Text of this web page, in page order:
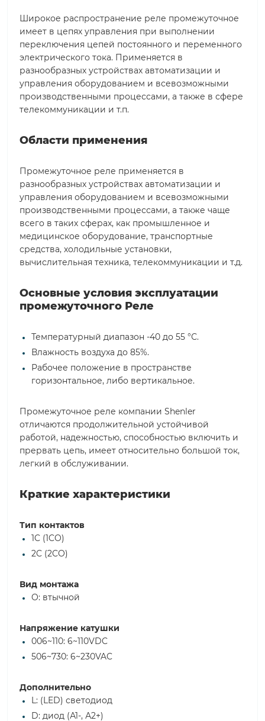
Широкое распространение реле промежуточное
имеет в цепях управления при выполнении
переключения цепей постоянного и переменного
электрического тока. Применяется в
разнообразных устройствах автоматизации и
управления оборудованием и всевозможными
производственными процессами, а также в сфере
телекоммуникации и т.п.
Области применения
Промежуточное реле применяется в
разнообразных устройствах автоматизации и
управления оборудованием и всевозможными
производственными процессами, а также чаще
всего в таких сферах, как промышленное и
медицинское оборудование, транспортные
средства, холодильные установки,
вычислительная техника, телекоммуникации и т.д.
Основные условия эксплуатации
промежуточного Реле
Температурный диапазон -40 до 55 °С.
Влажность воздуха до 85%.
Рабочее положение в пространстве
горизонтальное, либо вертикальное.
Промежуточное реле компании Shenler
отличаются продолжительной устойчивой
работой, надежностью, способностью включить и
прервать цепь, имеет относительно большой ток,
легкий в обслуживании.
Краткие характеристики
Тип контактов
1C (1CO)
2C (2CO)
Вид монтажа
O: втычной
Напряжение катушки
006~110: 6~110VDC
506~730: 6~230VAC
Дополнительно
L: (LED) светодиод
D: диод (А1-, А2+)